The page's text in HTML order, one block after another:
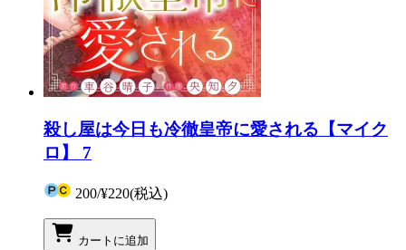
殺し屋は今日も冷徹皇帝に愛される【マイク
ロ】 7
200/¥220(税込)
カートに追加